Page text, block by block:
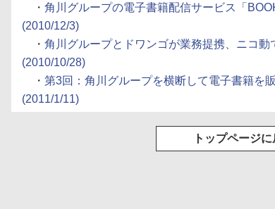
・ 角川グループの電子書籍配信サービス「
(2010/12/3)
・ 角川グループとドワンゴが業務提携、ニコ
(2010/10/28)
・ 第3回：角川グループを横断して電子書籍を
(2011/1/11)
トップページに